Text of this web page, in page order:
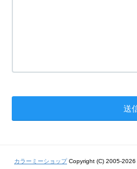
カラーミーショップCopyright (C) 2005-2026